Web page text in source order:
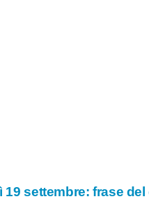
19 settembre: frase